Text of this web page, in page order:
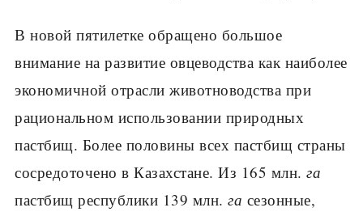
В новой пятилетке обращено большое
внимание на развитие овце­водства как наиболее
экономичной отрасли животноводства при
рацио­нальном использовании природных
пастбищ. Более половины всех паст­бищ страны
сосредоточено в Казахстане. Из 165 млн. га
пастбищ рес­публики 139 млн. га сезонные,